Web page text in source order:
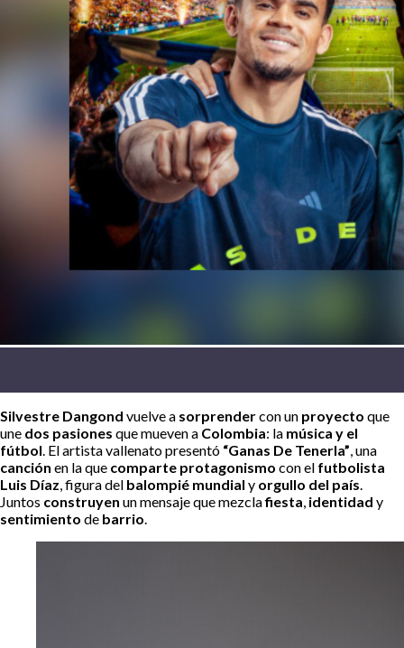
Silvestre Dangond vuelve a sorprendercon un proyecto que
une dos pasiones que mueven a Colombia: la música y el
fútbol. El artista vallenato presentó “Ganas De Tenerla”, una
canción en la que comparte protagonismo con el futbolista
Luis Díaz, figura del balompié mundial y orgullo del país.
Juntos construyen un mensaje que mezclafiesta, identidad y
sentimiento de barrio.